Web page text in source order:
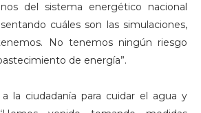
del sistema energético nacional
cuáles son las simulaciones,
No tenemos ningún riesgo
de energía”.
la ciudadanía para cuidar el agua y